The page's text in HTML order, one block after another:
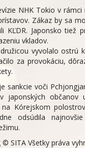
NHK Tokio v
Zákaz by sa
KĽDR. Japonsko tiež
vkladov.
vyvolalo
za provokáciu,
sankcie voči
japonských
Kórejskom
odsúdila
© SITA Všetky práva